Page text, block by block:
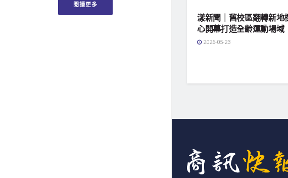
閱讀更多
漾新聞｜舊校區翻轉新地
心開幕打造全齡運動場域
2026-05-23